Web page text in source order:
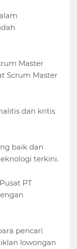
Master
Scrum Master
dan kritis
baik dan
terkini.
PT
pencari
lowongan